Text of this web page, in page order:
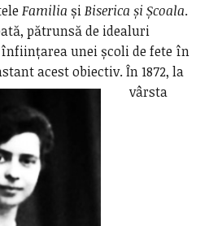
Familia șiBiserica și Școala.
pătrunsă de idealuri
unei școli de fete în
acest obiectiv.În 1872, la
vârsta